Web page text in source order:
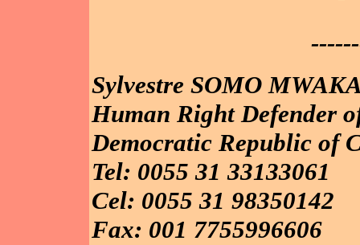
Sylvestre SOMO
Human Right Defender
Democratic Republic of
Tel: 0055 31 33133061
Cel: 0055 31 98350142
Fax: 001 7755996606